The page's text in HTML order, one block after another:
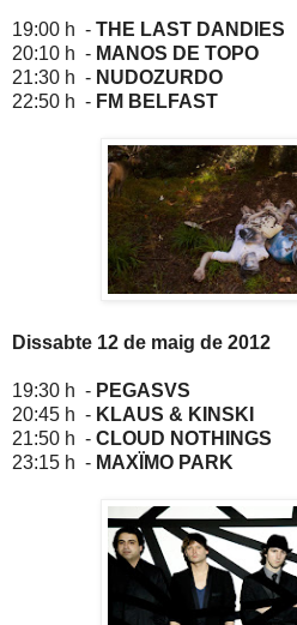
19:00 h - THE LAST DANDIES
20:10 h - MANOS DE TOPO
21:30 h - NUDOZURDO
22:50 h - FM BELFAST
Dissabte 12 de maig de 2012
19:30 h - PEGASVS
20:45 h - KLAUS & KINSKI
21:50 h - CLOUD NOTHINGS
23:15 h - MAXÏMO PARK